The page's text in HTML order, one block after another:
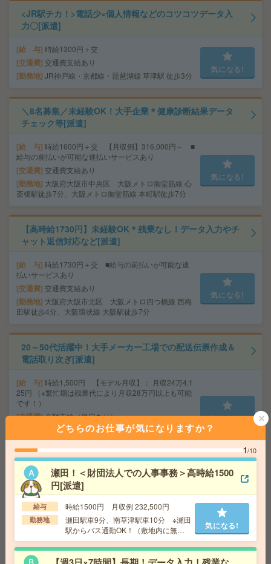
<JR駅チカ！>電話少×個人情報などのコツコツデータ入
力〇[派遣]
給 与 時給1300円＋交
交通費 交通費支給あり
勤務地 JR神戸線・京都線・琵琶湖線 草津駅 徒歩3分
気になる!
＼8名募集／未経験OK！大手企業＊健康診断結果データ
チェック等[派遣]
給 与 時給1600円＋交 【月収例】316,000円～ ■
給与の前払いが可能な速払いサービスあり
交通費 交通費支給あり
勤務地 大阪府大阪市中央区 大阪メトロ御堂筋線 心
斎橋駅徒歩7分、大阪メトロ御堂筋線 本町駅徒歩7分
気になる!
【高時給1730円】未経験OK＊残業なし！データ入力やチ
ャット返信対応など[派遣]
給 与 時給1730円＋交 ■給与の前払いが可能な速
払いサービスあり
交通費 交通費支給あり
勤務地 大阪府大阪市北区 大阪メトロ四つ橋線 西梅
田駅徒歩4分、大阪環状線 大阪駅徒歩7分
気になる!
20～50代活躍中！大手メーカー工場での配送伝票作成＆
電話取り次ぎ[派遣]
給 与 時給1,500円 【モデル月収】： 月収24万4,1
25円 （※繁忙期は残業代により月収28万円以上も可能
です！）
交通費 全額支給（規定あり）
滋賀県草津市岡本町 JR「草津駅」よりバス
10分（車・バイク・自転車通勤OK／無料駐車場あり）
気になる!
給与即払いOK！高時給！日勤のお仕事！出荷業務[派遣]
給 与 時給1500円
交通費 交通費支給有り
勤務地 河瀬駅～徒歩13分 ※車通勤・バイク通勤OK
気になる!
【ゆっくり11時以降の出勤＊服装自由！】商社でデータ
どちらのお仕事が気になりますか？
1/10
瀬田！＜財団法人での人事事務＞高時給1500
円[派遣]
給与 時給1500円 月収例 232,500円
勤務地
瀬田駅車9分、南草津駅車10分 ※瀬田
駅からバス通勤OK！（敷地内に無料
の駐車スペースあり！）
気になる!